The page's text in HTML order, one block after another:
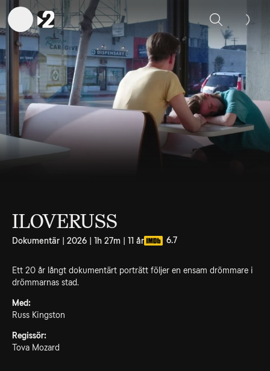
Sök
ILOVERUSS
Dokumentär | 2026 | 1h 27m | 11 år 6.7
Ett 20 år långt dokumentärt porträtt följer en ensam drömmare i
drömmarnas stad.
Med:
Russ Kingston
Regissör:
Tova Mozard